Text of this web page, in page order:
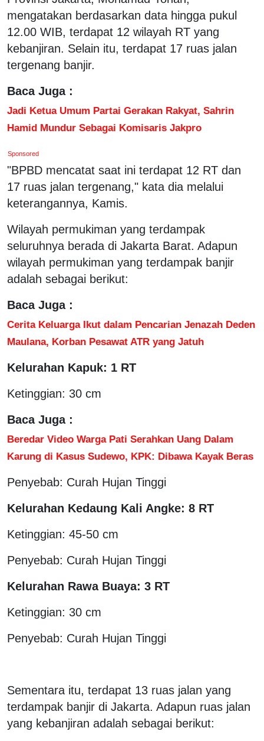
mengatakan berdasarkan data hingga pukul
12.00 WIB, terdapat 12 wilayah RT yang
kebanjiran. Selain itu, terdapat 17 ruas jalan
tergenang banjir.
Baca Juga :
Jadi Ketua Umum Partai Gerakan Rakyat, Sahrin
Hamid Mundur Sebagai Komisaris Jakpro
Sponsored
"BPBD mencatat saat ini terdapat 12 RT dan
17 ruas jalan tergenang," kata dia melalui
keterangannya, Kamis.
Wilayah permukiman yang terdampak
seluruhnya berada di Jakarta Barat. Adapun
wilayah permukiman yang terdampak banjir
adalah sebagai berikut:
Baca Juga :
Cerita Keluarga Ikut dalam Pencarian Jenazah Deden
Maulana, Korban Pesawat ATR yang Jatuh
Kelurahan Kapuk: 1 RT
Ketinggian: 30 cm
Baca Juga :
Beredar Video Warga Pati Serahkan Uang Dalam
Karung di Kasus Sudewo, KPK: Dibawa Kayak Beras
Penyebab: Curah Hujan Tinggi
Kelurahan Kedaung Kali Angke: 8 RT
Ketinggian: 45-50 cm
Penyebab: Curah Hujan Tinggi
Kelurahan Rawa Buaya: 3 RT
Ketinggian: 30 cm
Penyebab: Curah Hujan Tinggi
Sementara itu, terdapat 13 ruas jalan yang
terdampak banjir di Jakarta. Adapun ruas jalan
yang kebanjiran adalah sebagai berikut: